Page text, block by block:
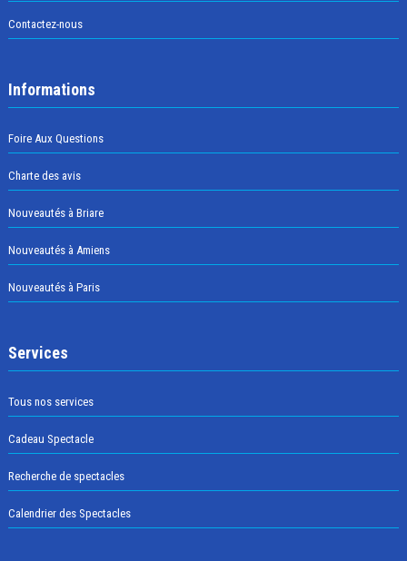
Contactez-nous
Informations
Foire Aux Questions
Charte des avis
Nouveautés à Briare
Nouveautés à Amiens
Nouveautés à Paris
Services
Tous nos services
Cadeau Spectacle
Recherche de spectacles
Calendrier des Spectacles